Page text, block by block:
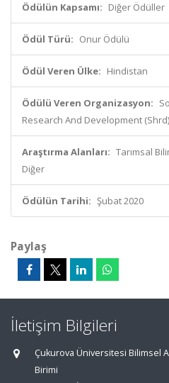
Ödülün Kapsamı: Diğer Ödüller
Ödül Türü: Onur Ödülü
Ödül Veren Ülke: Hindistan
Ödülü Veren Organizasyon:
Research And Development
Araştırma Alanları: Tarımsal
Diğer
Ödülün Tarihi: Şubat 2020
Paylaş
İletişim Bilgileri
Çukurova Üniversitesi Bilimsel
Birimi